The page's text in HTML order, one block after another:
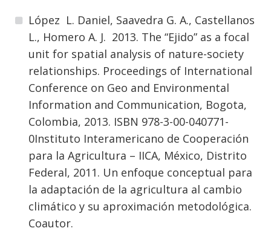
López L. Daniel, Saavedra G. A., Castellanos
L., Homero A. J. 2013. The “Ejido” as a focal
unit for spatial analysis of nature-society
relationships. Proceedings of International
Conference on Geo and Environmental
Information and Communication, Bogota,
Colombia, 2013. ISBN 978-3-00-040771-
0Instituto Interamericano de Cooperación
para la Agricultura – IICA, México, Distrito
Federal, 2011. Un enfoque conceptual para
la adaptación de la agricultura al cambio
climático y su aproximación metodológica.
Coautor.